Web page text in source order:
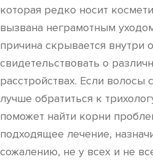
которая редко носит
вызвана неграмотным
причина скрывается внутри
свидетельствовать о
расстройствах. Если волосы
лучше обратиться к
поможет найти корни
подходящее лечение,
сожалению, не у всех и не